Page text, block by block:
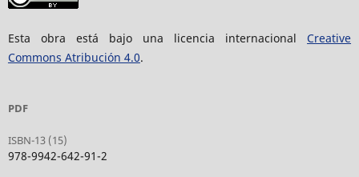
Esta obra está bajo una licencia internacionalCreative
Commons Atribución 4.0.
PDF
ISBN-13 (15)
978-9942-642-91-2